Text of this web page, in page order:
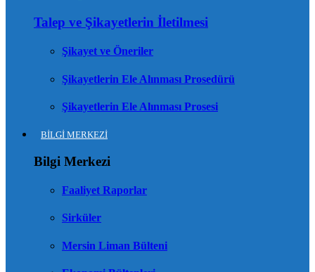
Talep ve Şikayetlerin İletilmesi
Şikayet ve Öneriler
Şikayetlerin Ele Alınması Prosedürü
Şikayetlerin Ele Alınması Prosesi
BİLGİ MERKEZİ
Bilgi Merkezi
Faaliyet Raporlar
Sirküler
Mersin Liman Bülteni